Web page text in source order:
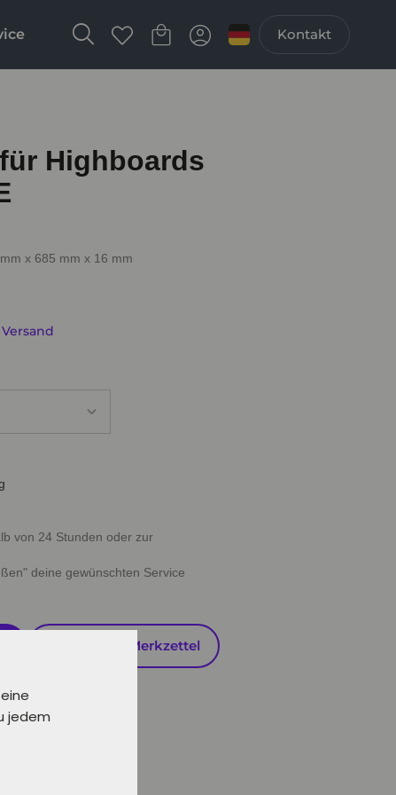
jedem
Kontakt
Highboards
x 685 mm x 16 mm
von 24 Stunden oder zur
deine gewünschten Service
Auf den Merkzettel